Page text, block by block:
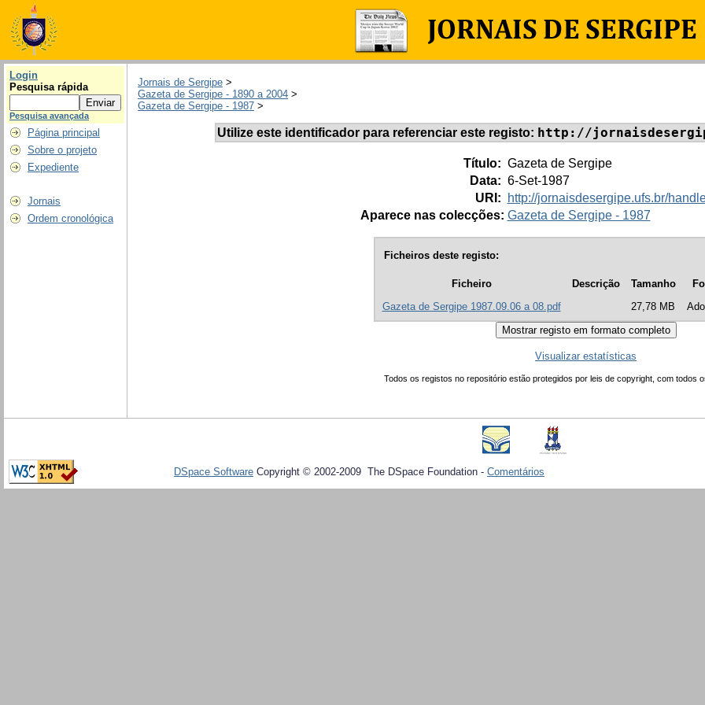
Login
Pesquisa rápida
Pesquisa avançada
Página principal
Sobre o projeto
Expediente
Jornais
Ordem cronológica
Jornais de Sergipe >
Gazeta de Sergipe - 1890 a 2004 >
Gazeta de Sergipe - 1987 >
Utilize este identificador para referenciar este registo: http://
Título: Gazeta de Sergipe
Data: 6-Set-1987
URI:
http://jornaisdesergipe.ufs.br/
Aparece nas colecções: Gazeta de Sergipe - 1987
Ficheiros deste registo:
Ficheiro Descrição Tamanho
Gazeta de Sergipe 1987.09.06 a 08.pdf
27,78 MB
Visualizar estatísticas
Todos os registos no repositório estão protegidos por leis de copyright, com todos
DSpace Software Copyright © 2002-2009 The DSpace Foundation - Comentários